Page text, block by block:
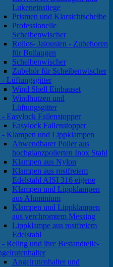
Lukeneinstiege
Prismen und Klarsichtscheibe
Professionelle
Scheibenwischer
Rollos- Jalousien - Zubehoren
für Bullaugen
Scheibenwischer
Zubehör für Scheibenwischer
- Lüftungsgitter
Wind Shell Einbauset
Windhutzen und
Lüftungsgitter
- Easylock Fallenstopper
Easylock Fallenstopper
- Klampen und Lippklampen
Abwendbarer Poller aus
hochglanzpolierten Inox Stahl
Klampen aus Nylon
Klampen aus rostfreiem
Edelstahl AISI 316 eigene
Klampen und Lippklampen
aus Aluminium
Klampen und Lippklampen
aus verchromtem Messing
Lippklampe aus rostfreiem
Edelstahl
- Reling und ihre Bestandteile-
Angelrutenhalter und